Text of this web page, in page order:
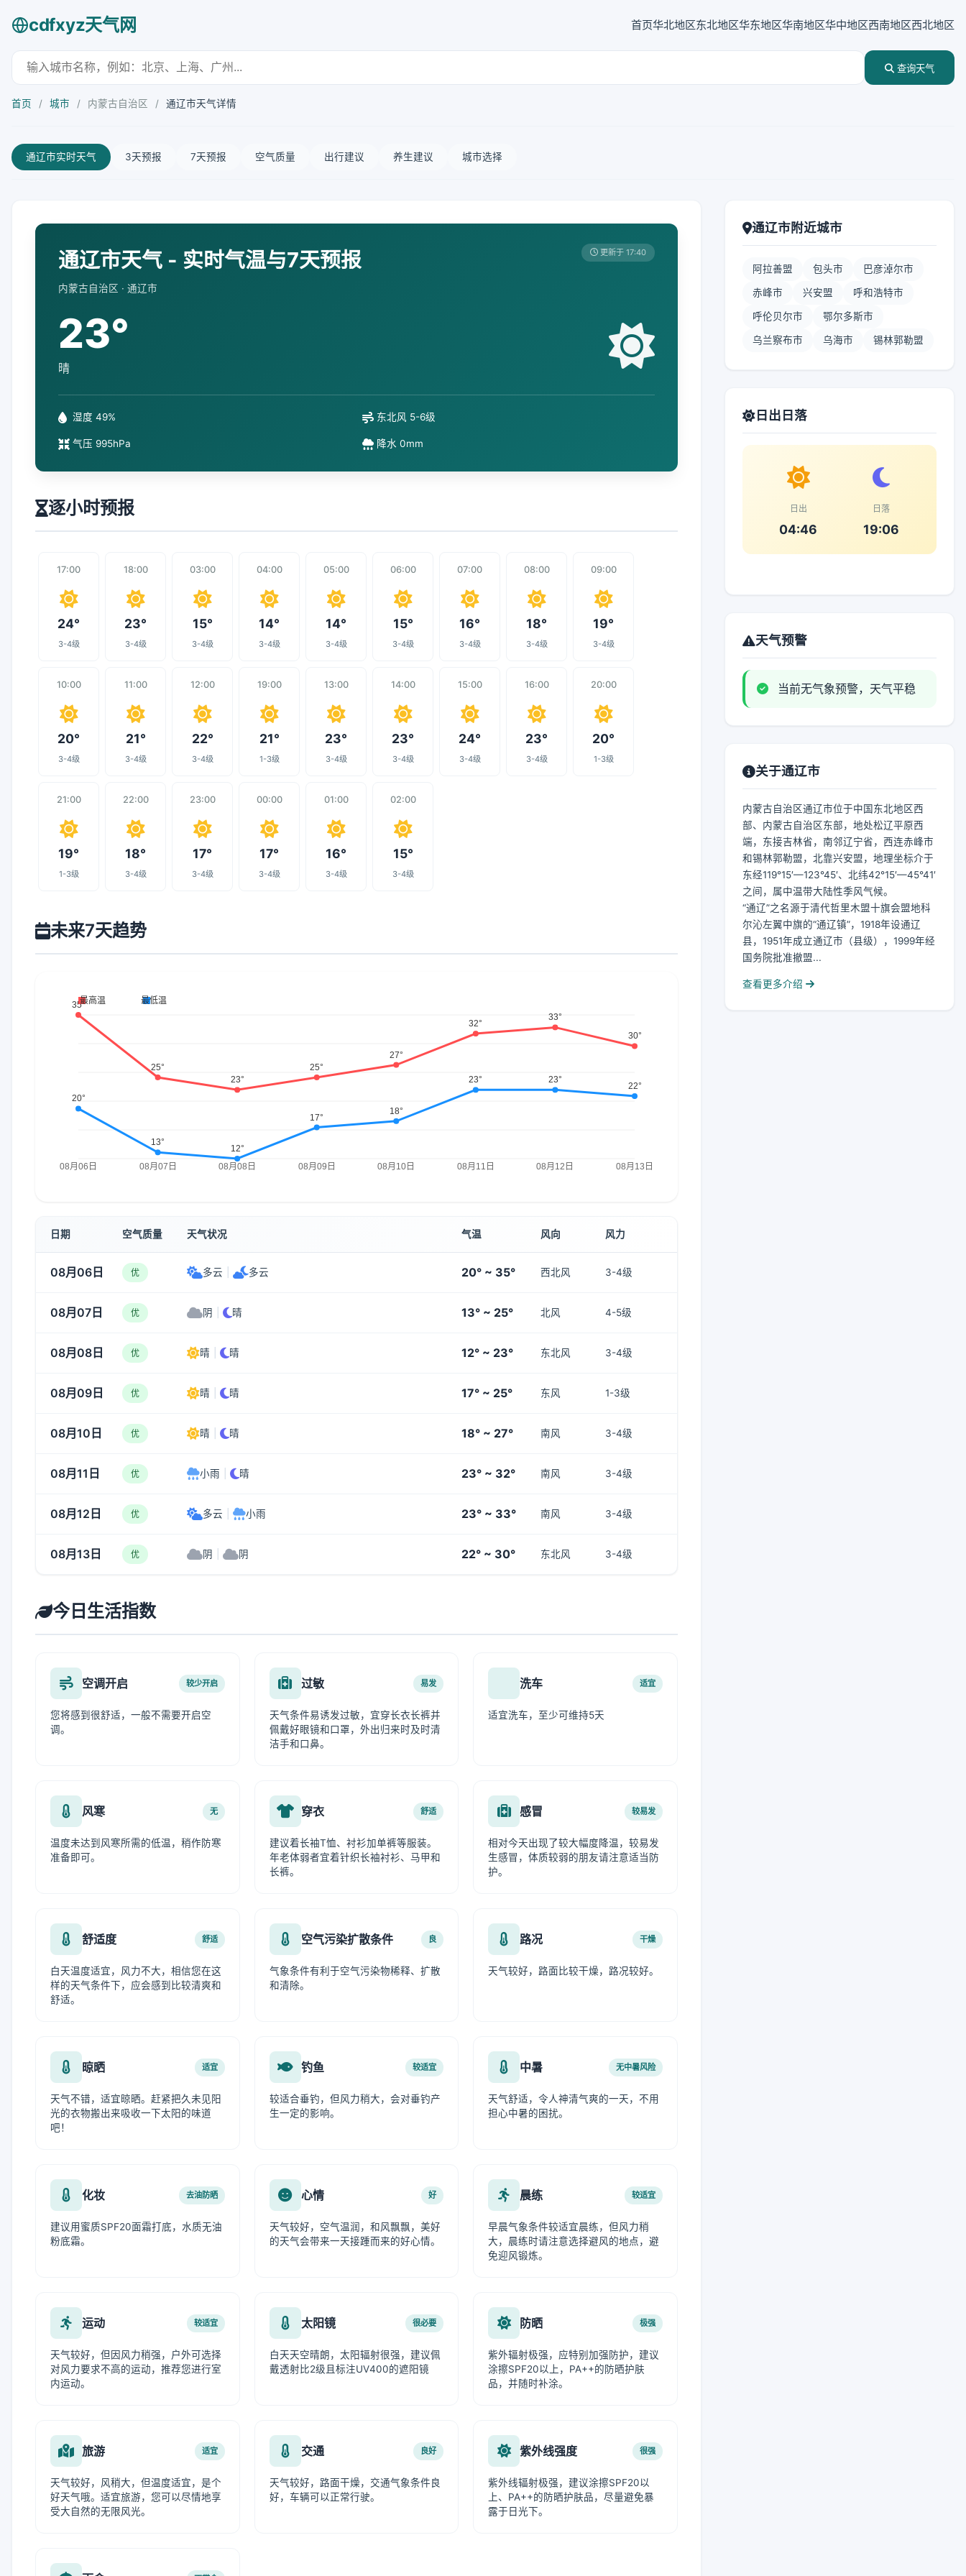
cdfxyz天气网 首页华北地区东北地区华东地区华南地区华中地区西南地区西北地区
查询天气
首页 / 城市 / 内蒙古自治区 / 通辽市天气详情
通辽市实时天气 3天预报 7天预报 空气质量 出行建议 养生建议 城市选择
通辽市天气 - 实时气温与7天预报
内蒙古自治区 · 通辽市
更新于 17:40
23°
晴
湿度 49% 东北风 5-6级
气压 995hPa 降水 0mm
逐小时预报
17:00
24°
3-4级
18:00
23°
3-4级
03:00
15°
3-4级
04:00
14°
3-4级
05:00
14°
3-4级
06:00
15°
3-4级
07:00
16°
3-4级
08:00
18°
3-4级
09:00
19°
3-4级
10:00
20°
3-4级
11:00
21°
3-4级
12:00
22°
3-4级
19:00
21°
1-3级
13:00
23°
3-4级
14:00
23°
3-4级
15:00
24°
3-4级
16:00
23°
3-4级
20:00
20°
1-3级
21:00
19°
1-3级
22:00
18°
3-4级
23:00
17°
3-4级
00:00
17°
3-4级
01:00
16°
3-4级
02:00
15°
3-4级
未来7天趋势
日期 空气质量 天气状况 气温 风向 风力
08月06日 优 多云 多云 20° ~ 35° 西北风 3-4级
08月07日 优 阴 晴 13° ~ 25° 北风 4-5级
08月08日 优 晴 晴 12° ~ 23° 东北风 3-4级
08月09日 优 晴 晴 17° ~ 25° 东风 1-3级
08月10日 优 晴 晴 18° ~ 27° 南风 3-4级
08月11日 优 小雨 晴 23° ~ 32° 南风 3-4级
08月12日 优 多云 小雨 23° ~ 33° 南风 3-4级
08月13日 优 阴 阴 22° ~ 30° 东北风 3-4级
今日生活指数
空调开启 较少开启
您将感到很舒适，一般不需要开启空
调。
过敏 易发
天气条件易诱发过敏，宜穿长衣长裤并
佩戴好眼镜和口罩，外出归来时及时清
洁手和口鼻。
洗车 适宜
适宜洗车，至少可维持5天
风寒 无
温度未达到风寒所需的低温，稍作防寒
准备即可。
穿衣 舒适
建议着长袖T恤、衬衫加单裤等服装。
年老体弱者宜着针织长袖衬衫、马甲和
长裤。
感冒 较易发
相对今天出现了较大幅度降温，较易发
生感冒，体质较弱的朋友请注意适当防
护。
舒适度 舒适
白天温度适宜，风力不大，相信您在这
样的天气条件下，应会感到比较清爽和
舒适。
空气污染扩散条件 良
气象条件有利于空气污染物稀释、扩散
和清除。
路况 干燥
天气较好，路面比较干燥，路况较好。
晾晒 适宜
天气不错，适宜晾晒。赶紧把久未见阳
光的衣物搬出来吸收一下太阳的味道
吧！
钓鱼 较适宜
较适合垂钓，但风力稍大，会对垂钓产
生一定的影响。
中暑 无中暑风险
天气舒适，令人神清气爽的一天，不用
担心中暑的困扰。
化妆 去油防晒
建议用蜜质SPF20面霜打底，水质无油
粉底霜。
心情 好
天气较好，空气温润，和风飘飘，美好
的天气会带来一天接踵而来的好心情。
晨练 较适宜
早晨气象条件较适宜晨练，但风力稍
大，晨练时请注意选择避风的地点，避
免迎风锻炼。
运动 较适宜
天气较好，但因风力稍强，户外可选择
对风力要求不高的运动，推荐您进行室
内运动。
太阳镜 很必要
白天天空晴朗，太阳辐射很强，建议佩
戴透射比2级且标注UV400的遮阳镜
防晒 极强
紫外辐射极强，应特别加强防护，建议
涂擦SPF20以上，PA++的防晒护肤
品，并随时补涂。
旅游 适宜
天气较好，风稍大，但温度适宜，是个
好天气哦。适宜旅游，您可以尽情地享
受大自然的无限风光。
交通 良好
天气较好，路面干燥，交通气象条件良
好，车辆可以正常行驶。
紫外线强度 很强
紫外线辐射极强，建议涂擦SPF20以
上、PA++的防晒护肤品，尽量避免暴
露于日光下。
通辽市附近城市
阿拉善盟 包头市 巴彦淖尔市
赤峰市 兴安盟 呼和浩特市
呼伦贝尔市 鄂尔多斯市
乌兰察布市 乌海市 锡林郭勒盟
日出日落
日出
04:46
日落
19:06
天气预警
当前无气象预警，天气平稳
关于通辽市
内蒙古自治区通辽市位于中国东北地区西
部、内蒙古自治区东部，地处松辽平原西
端，东接吉林省，南邻辽宁省，西连赤峰市
和锡林郭勒盟，北靠兴安盟，地理坐标介于
东经119°15′—123°45′、北纬42°15′—45°41′
之间，属中温带大陆性季风气候。
“通辽”之名源于清代哲里木盟十旗会盟地科
尔沁左翼中旗的“通辽镇”，1918年设通辽
县，1951年成立通辽市（县级），1999年经
国务院批准撤盟...
查看更多介绍